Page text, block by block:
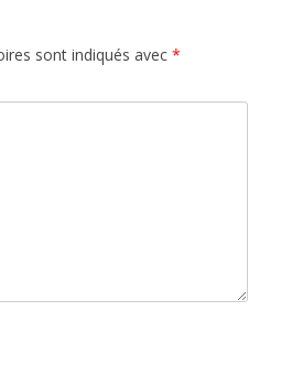
sont indiqués avec *